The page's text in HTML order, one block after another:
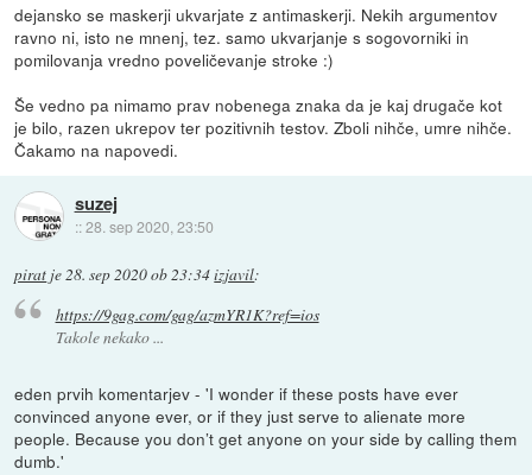
dejansko se maskerji ukvarjate z antimaskerji. Nekih argumentov
ravno ni, isto ne mnenj, tez. samo ukvarjanje s sogovorniki in
pomilovanja vredno poveličevanje stroke :)
Še vedno pa nimamo prav nobenega znaka da je kaj drugače kot
je bilo, razen ukrepov ter pozitivnih testov. Zboli nihče, umre nihče.
Čakamo na napovedi.
suzej
::28. sep 2020, 23:50
pirat je28. sep 2020 ob 23:34izjavil:
https://9gag.com/gag/azmYR1K?ref=ios
Takole nekako ...
eden prvih komentarjev - 'I wonder if these posts have ever
convinced anyone ever, or if they just serve to alienate more
people. Because you don’t get anyone on your side by calling them
dumb.'